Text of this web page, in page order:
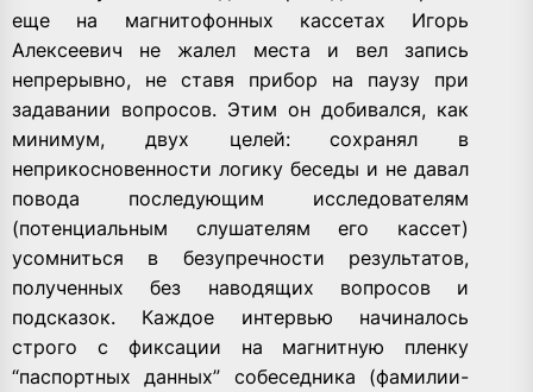
еще на магнитофонных кассетах Игорь
Алексеевич не жалел места и вел запись
непрерывно, не ставя прибор на паузу при
задавании вопросов. Этим он добивался, как
минимум, двух целей: сохранял в
неприкосновенности логику беседы и не давал
повода последующим исследователям
(потенциальным слушателям его кассет)
усомниться в безупречности результатов,
полученных без наводящих вопросов и
подсказок. Каждое интервью начиналось
строго с фиксации на магнитную пленку
“паспортных данных” собеседника (фамилии-